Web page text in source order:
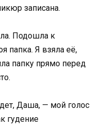
записана.
Подошла к
папка. Я взяла её,
папку прямо перед
Даша, — мой голос
гудение